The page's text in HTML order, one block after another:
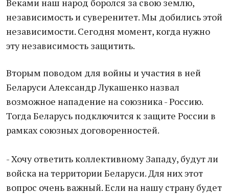
Веками наш народ боролся за свою землю,
независимость и суверенитет. Мы добились этой
независимости. Сегодня момент, когда нужно
эту независимость защитить.
Вторым поводом для войны и участия в ней
Беларуси Александр Лукашенко назвал
возможное нападение на союзника - Россию.
Тогда Беларусь подключится к защите России в
рамках союзных договоренностей.
- Хочу ответить коллективному Западу, будут ли
войска на территории Беларуси. Для них этот
вопрос очень важный. Если на нашу страну будет